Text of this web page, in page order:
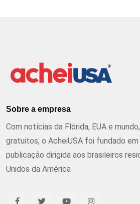
Sobre a empresa
Com notícias da Flórida, EUA e
gratuitos, o AcheiUSA foi fundado
publicação dirigida aos brasileiros
Unidos da América